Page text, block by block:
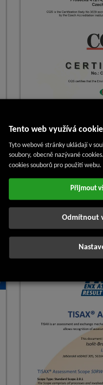
Tento web využívá
Tyto webové stránky ukládají v
soubory, obecně nazývané
cookies souborů pro použití webu.
Přijmout
Odmítnout